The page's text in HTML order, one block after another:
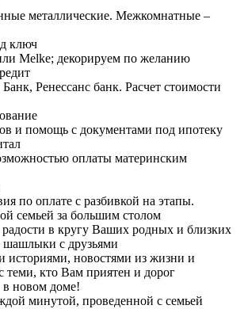
металлические. Межкомнатные –
ключ
Melke; декорируем по желанию
Ренессанс банк. Расчет стоимости
и помощь с документами под ипотеку
оплаты материнским
по оплате с разбивкой на этапы.
семьей за большим столом
в кругу Ваших родных и близких
шашлыки с друзьями
историями, новостями из жизни и
теми, кто Вам приятен и дорог
в новом доме!
минутой, проведенной с семьей